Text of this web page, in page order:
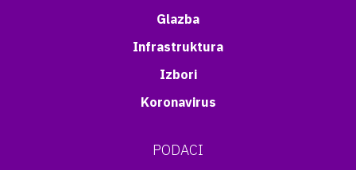
Glazba
Infrastruktura
Izbori
Koronavirus
PODACI